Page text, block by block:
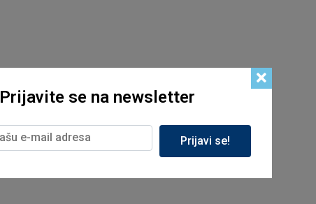
Prijavite se na newsletter
Prijavi se!